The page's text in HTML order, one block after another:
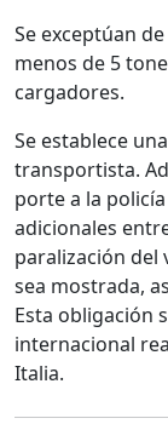
Se exceptúan
menos de 5
cargadores.
Se establece
transportista.
porte a la
adicionales
paralización del
sea mostrada,
Esta obligación
internacional
Italia.